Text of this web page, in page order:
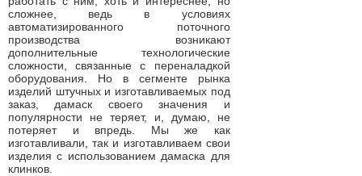
сложнее, ведь в условиях
автоматизированного поточного
производства возникают
дополнительные технологические
сложности, связанные с переналадкой
оборудования. Но в сегменте рынка
изделий штучных и изготавливаемых под
заказ, дамаск своего значения и
популярности не теряет, и, думаю, не
потеряет и впредь. Мы же как
изготавливали, так и изготавливаем свои
изделия с использованием дамаска для
клинков.